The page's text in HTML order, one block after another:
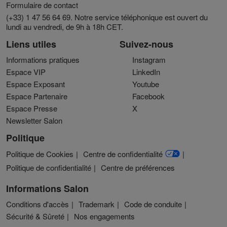
Formulaire de contact
(+33) 1 47 56 64 69. Notre service téléphonique est ouvert du
lundi au vendredi, de 9h à 18h CET.
Liens utiles
Informations pratiques
Espace VIP
Espace Exposant
Espace Partenaire
Espace Presse
Newsletter Salon
Suivez-nous
Instagram
LinkedIn
Youtube
Facebook
X
Politique
Politique de Cookies
Centre de confidentialité
Politique de confidentialité
Centre de préférences
Informations Salon
Conditions d'accès Trademark
Code de conduite
Sécurité & Sûreté
Nos engagements